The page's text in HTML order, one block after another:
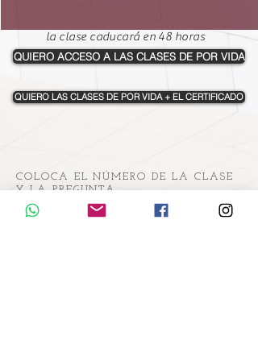
la clase caducará en 48 horas
QUIERO ACCESO A LAS CLASES DE POR VIDA
QUIERO LAS CLASES DE POR VIDA + EL CERTIFICADO
COLOCA EL NÚMERO DE LA CLASE
Y LA PREGUNTA